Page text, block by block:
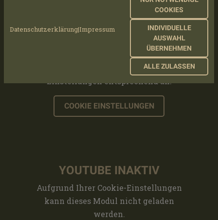
Aufgrund Ihrer Cookie-Einstellungen
kann dieses Modul nicht geladen
Wenn Sie dieses Modul sehen möchten,
passen Sie bitte Ihre Cookie-
Einstellungen entsprechend an.
COOKIE EINSTELLUNGEN
YOUTUBE INAKTIV
Aufgrund Ihrer Cookie-Einstellungen
kann dieses Modul nicht geladen
werden.
Datenschutzerklärung|Impressum
COOKIES
INDIVIDUELLE
AUSWAHL
ÜBERNEHMEN
ALLE ZULASSEN